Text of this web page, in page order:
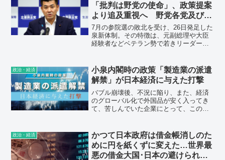
「批判は野党の使命」、政策提案
より追及重視へ 野党各党及び連
合の反応
7月の参院選の敗北を受け、26日発足した
泉新体制。その特徴は、元副総理や大臣
経験者などベテラン勢で若きリーダーの
長、政調会長に長妻元厚労相らベテラン
議員を起用。その上で、政権交代を目指
す姿勢を示すため、次の内閣・ネクスト
キャビネットを創設する方針も発表し
た。
政治・経済
小泉内閣時の政策「製造業の派遣
解禁」が日本経済に与えた打撃
バブル崩壊後、不況に陥り、また、経済
のグローバル化で外国品が安く入ってき
て、苦しんでいた企業にとって、このよ
社員を減らし、非正規雇用者を雇って、
これを好不況の調整弁に使えばよいとな
ってしまいました。
政治・経済
かつて日本政府は借金帳消しのた
めに円を紙くずに変えた…世界最
悪の借金大国･日本の避けられな